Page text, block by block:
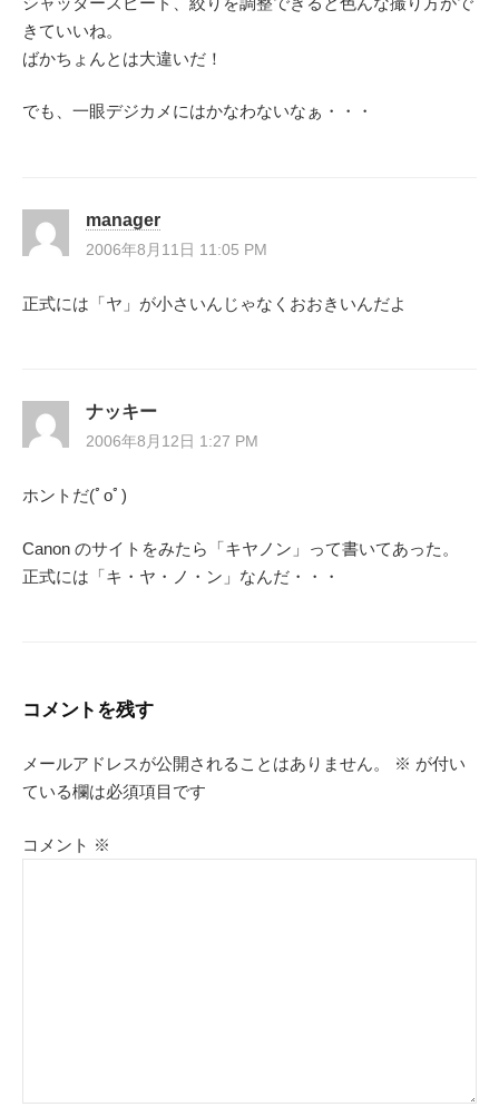
きていいね。
ばかちょんとは大違いだ！
でも、一眼デジカメにはかなわないなぁ・・・
manager
2006年8月11日 11:05 PM
正式には「ヤ」が小さいんじゃなくおおきいんだよ
ナッキー
2006年8月12日 1:27 PM
ホントだ(ﾟoﾟ)
Canon のサイトをみたら「キヤノン」って書いてあった。
正式には「キ・ヤ・ノ・ン」なんだ・・・
コメントを残す
メールアドレスが公開されることはありません。 ※ が付い
ている欄は必須項目です
コメント ※